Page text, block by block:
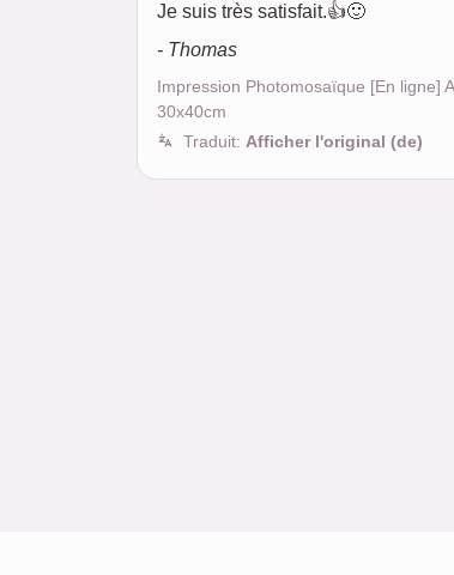
Je suis très satisfait.👍🙂
- Thomas
Impression Photomosaïque [En ligne]
30x40cm
Traduit: Afficher l'original (de)